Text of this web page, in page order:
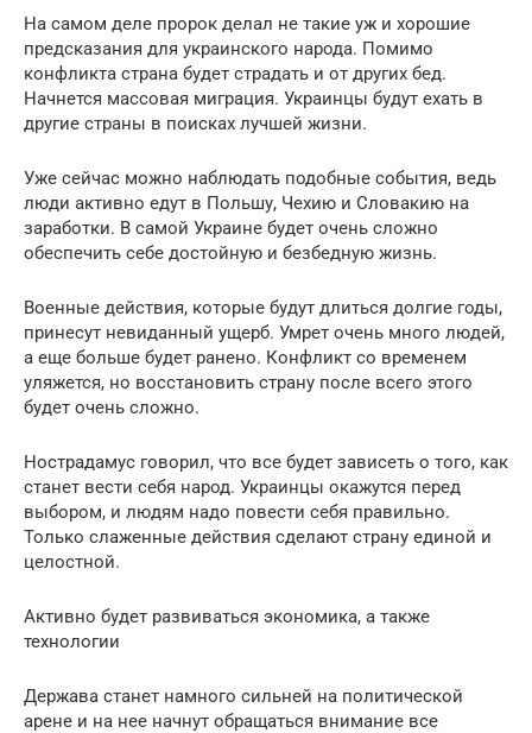
На самом деле пророк делал не такие уж и хорошие
предсказания для украинского народа. Помимо
конфликта страна будет страдать и от других бед.
Начнется массовая миграция. Украинцы будут ехать в
другие страны в поисках лучшей жизни.
Уже сейчас можно наблюдать подобные события, ведь
люди активно едут в Польшу, Чехию и Словакию на
заработки. В самой Украине будет очень сложно
обеспечить себе достойную и безбедную жизнь.
Военные действия, которые будут длиться долгие годы,
принесут невиданный ущерб. Умрет очень много людей,
а еще больше будет ранено. Конфликт со временем
уляжется, но восстановить страну после всего этого
будет очень сложно.
Нострадамус говорил, что все будет зависеть о того, как
станет вести себя народ. Украинцы окажутся перед
выбором, и людям надо повести себя правильно.
Только слаженные действия сделают страну единой и
целостной.
Активно будет развиваться экономика, а также
технологии
Держава станет намного сильней на политической
арене и на нее начнут обращаться внимание все